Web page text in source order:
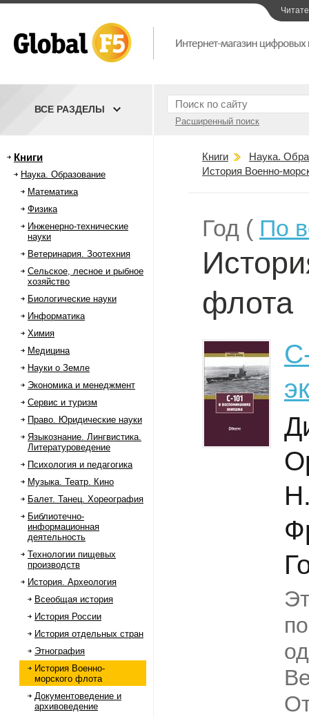
Расширенный поиск
ВСЕ РАЗДЕЛЫ
Книги
Наука. Образование
Математика
Физика
Инженерно-технические
науки
Ветеринария. Зоотехния
Сельское, лесное и рыбное
хозяйство
Биологические науки
Информатика
Химия
Медицина
Науки о Земле
Экономика и менеджмент
Сервис и туризм
Право. Юридические науки
Языкознание. Лингвистика.
Литературоведение
Психология и педагогика
Музыка. Театр. Кино
Балет. Танец. Хореография
Библиотечно-
информационная
деятельность
Технологии пищевых
производств
История. Археология
Всеобщая история
История России
История отдельных стран
Этнография
История Военно-
морского флота
Документоведение и
архивоведение
Книги
Наука.
История Военно-
Год ( По
флота